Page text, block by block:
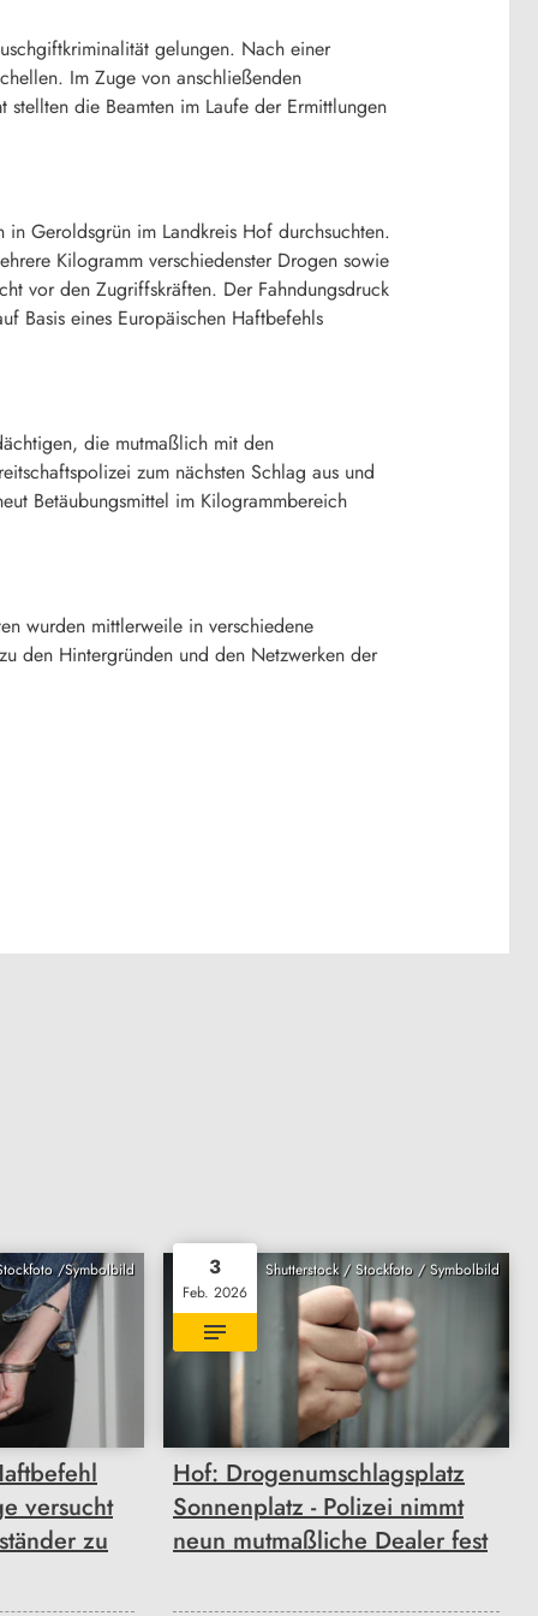
gelungen. Nach einer
Im Zuge von anschließenden
die Beamten im Laufe der Ermittlungen
Geroldsgrün im Landkreis Hof durchsuchten.
Kilogramm verschiedenster Drogen sowie
vor den Zugriffskräften. Der Fahndungsdruck
Basis eines Europäischen Haftbefehls
die mutmaßlich mit den
zum nächsten Schlag aus und
Betäubungsmittel im Kilogrammbereich
wurden mittlerweile in verschiedene
den Hintergründen und den Netzwerken der
/Symbolbild
versucht
zu
Shutterstock / Stockfoto / Symbolbild
3
Feb. 2026
Hof: Drogenumschlagsplatz
Sonnenplatz - Polizei nimmt
neun mutmaßliche Dealer fest